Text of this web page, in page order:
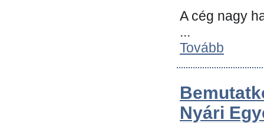
A cég nagy
...
Tovább
Nyári